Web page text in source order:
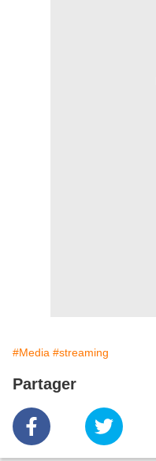
#Media #streaming
Partager